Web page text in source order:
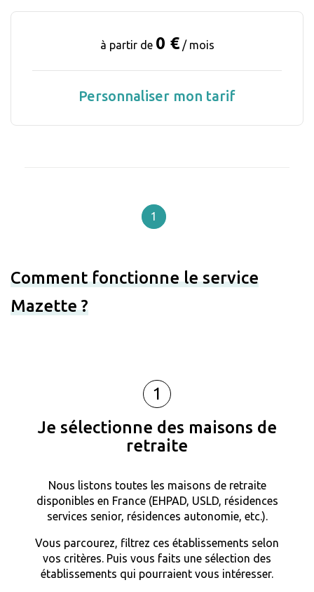
à partir de 0 € / mois
Personnaliser mon tarif
1
Comment fonctionne le service
Mazette ?
1
Je sélectionne des maisons de
retraite
Nous listons toutes les maisons de retraite
disponibles en France (EHPAD, USLD, résidences
services senior, résidences autonomie, etc.).
Vous parcourez, filtrez ces établissements selon
vos critères. Puis vous faits une sélection des
établissements qui pourraient vous intéresser.